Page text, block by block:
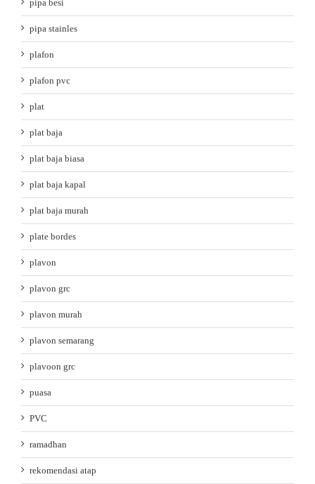
pipa besi
pipa stainles
plafon
plafon pvc
plat
plat baja
plat baja biasa
plat baja kapal
plat baja murah
plate bordes
plavon
plavon grc
plavon murah
plavon semarang
plavoon grc
puasa
PVC
ramadhan
rekomendasi atap